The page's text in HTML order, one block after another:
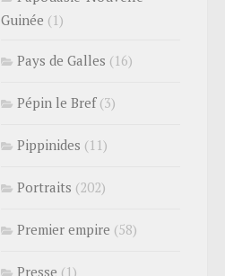
Guinée (1)
Pays de Galles (16)
Pépin le Bref(3)
Pippinides (11)
Portraits (202)
Premier empire (58)
Presse (1)